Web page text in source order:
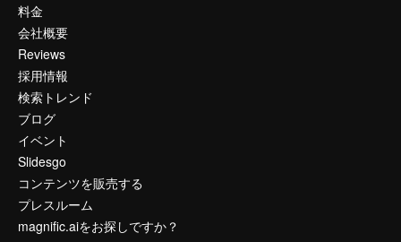
料金
会社概要
Reviews
採用情報
検索トレンド
ブログ
イベント
Slidesgo
コンテンツを販売する
プレスルーム
magnific.aiをお探しですか？